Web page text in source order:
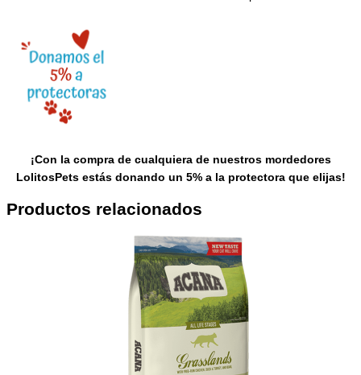
¡Con la compra de cualquiera de nuestros mordedores
LolitosPets estás donando un 5% a la protectora que elijas!
Productos relacionados